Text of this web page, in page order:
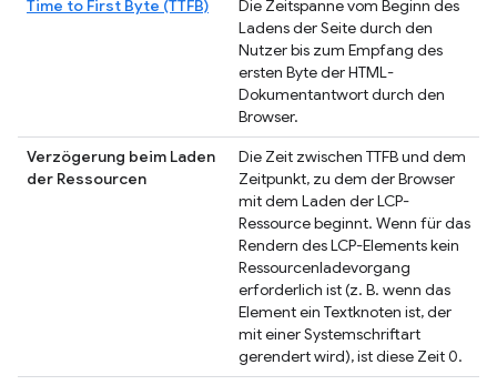
Time to First Byte (TTFB)
Die Zeitspanne vom Beginn des
Ladens der Seite durch den
Nutzer bis zum Empfang des
ersten Byte der HTML-
Dokumentantwort durch den
Browser.
Verzögerung beim Laden
der Ressourcen
Die Zeit zwischen TTFB und dem
Zeitpunkt, zu dem der Browser
mit dem Laden der LCP-
Ressource beginnt. Wenn für das
Rendern des LCP-Elements kein
Ressourcenladevorgang
erforderlich ist (z. B. wenn das
Element ein Textknoten ist, der
mit einer Systemschriftart
gerendert wird), ist diese Zeit 0.